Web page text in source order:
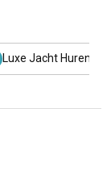
Luxe Jacht Huren